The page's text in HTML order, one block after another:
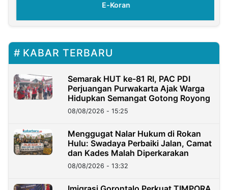
E-Koran
KABAR TERBARU
Semarak HUT ke-81 RI, PAC PDI
Perjuangan Purwakarta Ajak Warga
Hidupkan Semangat Gotong Royong
08/08/2026 - 15:25
Menggugat Nalar Hukum di Rokan
Hulu: Swadaya Perbaiki Jalan, Camat
dan Kades Malah Diperkarakan
08/08/2026 - 13:32